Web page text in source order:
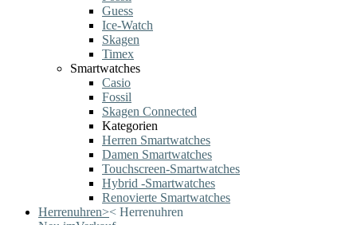
Guess
Ice-Watch
Skagen
Timex
Smartwatches
Casio
Fossil
Skagen Connected
Kategorien
Herren Smartwatches
Damen Smartwatches
Touchscreen-Smartwatches
Hybrid -Smartwatches
Renovierte Smartwatches
Herrenuhren>< Herrenuhren